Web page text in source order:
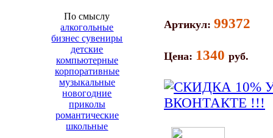
По смыслу
алкогольные
бизнес сувениры
детские
компьютерные
корпоративные
музыкальные
новогодние
приколы
романтические
школьные
Артикул: 99372
Цена: 1340 руб.